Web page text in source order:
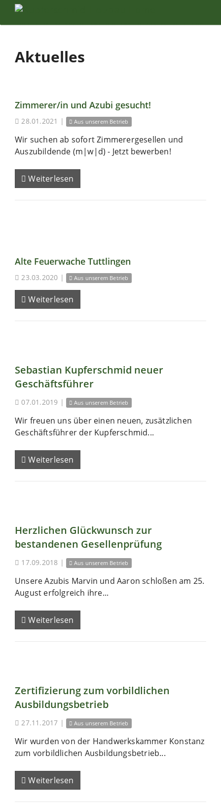
Aktuelles
Zimmerer/in und Azubi gesucht!
28.01.2021 | Aus unserem Betrieb
Wir suchen ab sofort Zimmerergesellen und
Auszubildende (m|w|d) - Jetzt bewerben!
Weiterlesen
Alte Feuerwache Tuttlingen
23.03.2020 | Aus unserem Betrieb
Weiterlesen
Sebastian Kupferschmid neuer
Geschäftsführer
07.01.2019 | Aus unserem Betrieb
Wir freuen uns über einen neuen, zusätzlichen
Geschäftsführer der Kupferschmid...
Weiterlesen
Herzlichen Glückwunsch zur
bestandenen Gesellenprüfung
17.09.2018 | Aus unserem Betrieb
Unsere Azubis Marvin und Aaron schloßen am 25.
August erfolgreich ihre...
Weiterlesen
Zertifizierung zum vorbildlichen
Ausbildungsbetrieb
27.11.2017 | Aus unserem Betrieb
Wir wurden von der Handwerkskammer Konstanz
zum vorbildlichen Ausbildungsbetrieb...
Weiterlesen